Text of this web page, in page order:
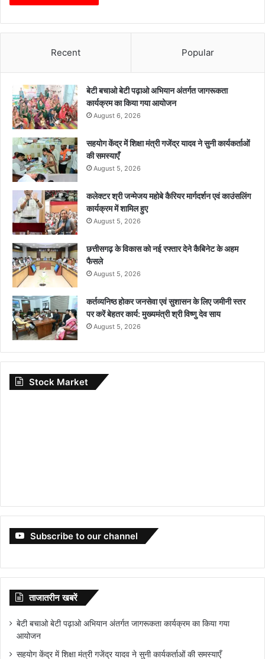
Recent Popular
बेटी बचाओ बेटी पढ़ाओ अभियान अंतर्गत जागरूकता
कार्यक्रम का किया गया आयोजन
August 6, 2026
सहयोग केंद्र में शिक्षा मंत्री गजेंद्र यादव ने सुनी कार्यकर्ताओं
की समस्याएँ
August 5, 2026
कलेक्टर श्री जन्मेजय महोबे कैरियर मार्गदर्शन एवं काउंसलिंग
कार्यक्रम में शामिल हुए
August 5, 2026
छत्तीसगढ़ के विकास को नई रफ्तार देने कैबिनेट के अहम
फैसले
August 5, 2026
कर्तव्यनिष्ठ होकर जनसेवा एवं सुशासन के लिए जमीनी स्तर
पर करें बेहतर कार्य: मुख्यमंत्री श्री विष्णु देव साय
August 5, 2026
Stock Market
Subscribe to our channel
ताजातरीन खबरें
बेटी बचाओ बेटी पढ़ाओ अभियान अंतर्गत जागरूकता कार्यक्रम का किया गया
आयोजन
सहयोग केंद्र में शिक्षा मंत्री गजेंद्र यादव ने सुनी कार्यकर्ताओं की समस्याएँ